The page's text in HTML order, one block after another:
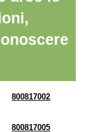
800817002
800817005